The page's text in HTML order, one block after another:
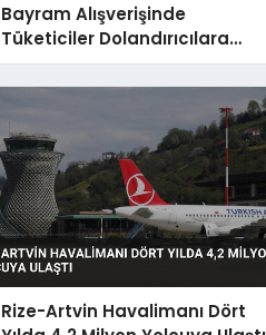
Bayram Alışverişinde
Tüketiciler Dolandırıcılara
Karşı Uyarıldı
Rize-Artvin Havalimanı Dört